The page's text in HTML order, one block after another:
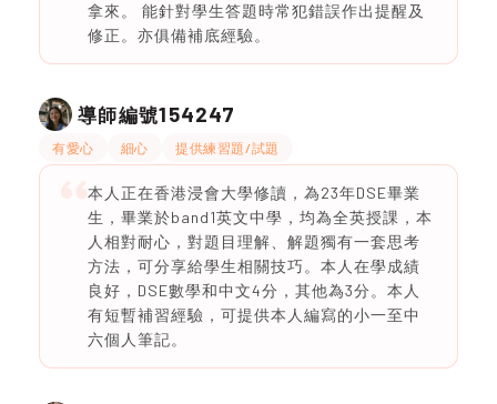
拿來。 能針對學生答題時常犯錯誤作出提醒及
修正。亦俱備補底經驗。
導師編號154247
有愛心 細心 提供練習題/試題
本人正在香港浸會大學修讀，為23年DSE畢業
生，畢業於band1英文中學，均為全英授課，本
人相對耐心，對題目理解、解題獨有一套思考
方法，可分享給學生相關技巧。本人在學成績
良好，DSE數學和中文4分，其他為3分。本人
有短暫補習經驗，可提供本人編寫的小一至中
六個人筆記。